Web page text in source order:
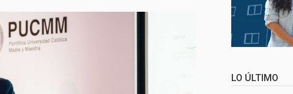
LO ÚLTIMO